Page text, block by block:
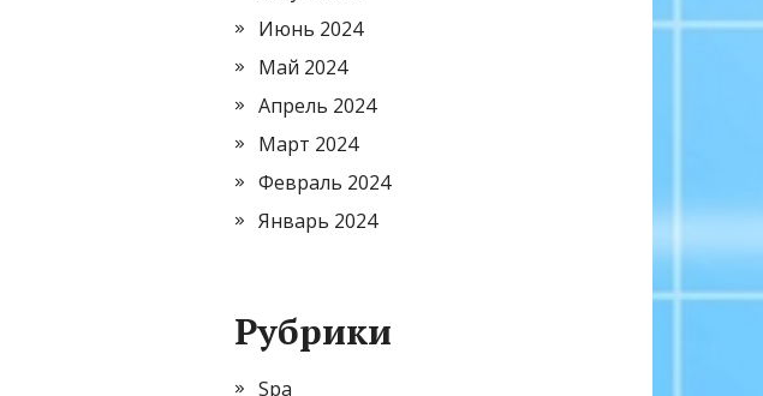
Июнь 2024
Май 2024
Апрель 2024
Март 2024
Февраль 2024
Январь 2024
Рубрики
Spa